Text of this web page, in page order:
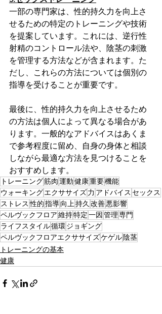
一部の専門家は、性的持久力を向上さ
せるための特定のトレーニングや技術
を提案しています。これには、逆行性
射精のコントロール法や、陰茎の刺激
を管理する方法などが含まれます。た
だし、これらの方法については個別の
指導を受けることが重要です。
最後に、性的持久力を向上させるため
の方法は個人によって異なる場合があ
ります。一般的なアドバイスはあくま
で参考程度に留め、自身の身体と相談
しながら最適な方法を見つけることを
おすすめします。
トレーニング筋肉運動健康重要機能
ウォーキングエクササイズ力 アドバイス セックス
ストレス 性的指導向上持久 改善悪影響
ペルヴックフロア維持特定一因管理専門
ライフスタイル循環ジョギング
ペルヴックフロアエクササイズケゲル陰茎
トレーニングの基本
健康